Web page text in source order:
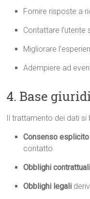
Fornire risposte a
Contattare l’utente
Migliorare
Adempiere ad
4. Base
Il trattamento dei dati si
Consenso esplicito
contatto
Obblighi
Obblighi legali